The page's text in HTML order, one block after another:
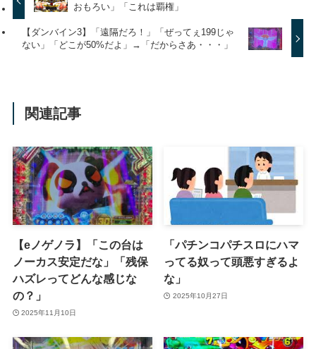
おもろい」「これは覇権」
【ダンバイン3】「遠隔だろ！」「ぜってぇ199じゃ
ない」「どこが50%だよ」→「だからさあ・・・」
関連記事
【eノゲノラ】「この台は
ノーカス安定だな」「残保
ハズレってどんな感じな
の？」
2025年11月10日
「パチンコパチスロにハマ
ってる奴って頭悪すぎるよ
な」
2025年10月27日